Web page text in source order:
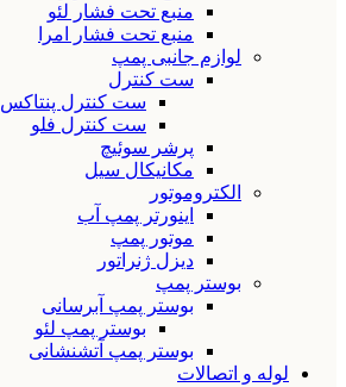
منبع تحت فشار لئو
منبع تحت فشار امرا
لوازم جانبی پمپ
ست کنترل
ست کنترل پنتاکس
ست کنترل فلو
پرشر سوئیچ
مکانیکال سیل
الکتروموتور
اینورتر پمپ آب
موتور پمپ
دیزل ژنراتور
بوستر پمپ
بوستر پمپ آبرسانی
بوستر پمپ لئو
بوستر پمپ آتشنشانی
لوله و اتصالات